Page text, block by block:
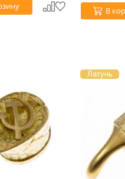
В
Латунь